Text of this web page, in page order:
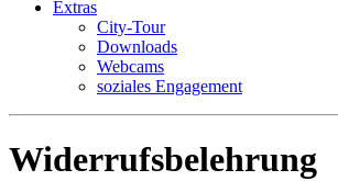
Extras
City-Tour
Downloads
Webcams
soziales Engagement
Widerrufsbelehrung